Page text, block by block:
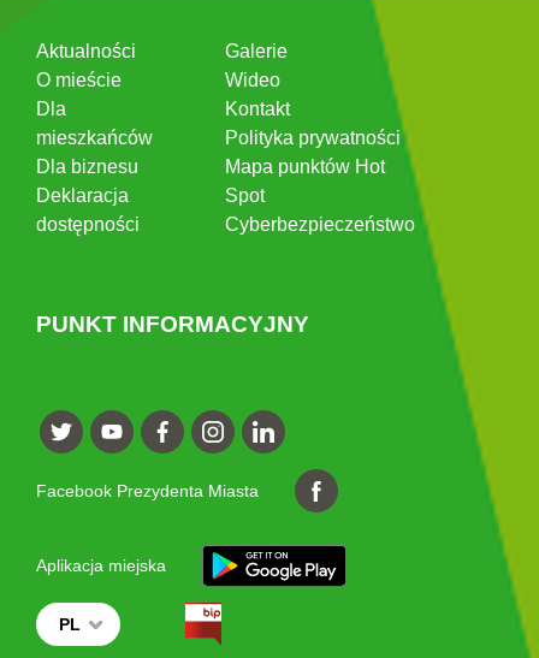
Aktualności
O mieście
Dla
mieszkańców
Dla biznesu
Deklaracja
dostępności
Galerie
Wideo
Kontakt
Polityka prywatności
Mapa punktów Hot
Spot
Cyberbezpieczeństwo
PUNKT INFORMACYJNY
Facebook Prezydenta Miasta
Aplikacja miejska
PL